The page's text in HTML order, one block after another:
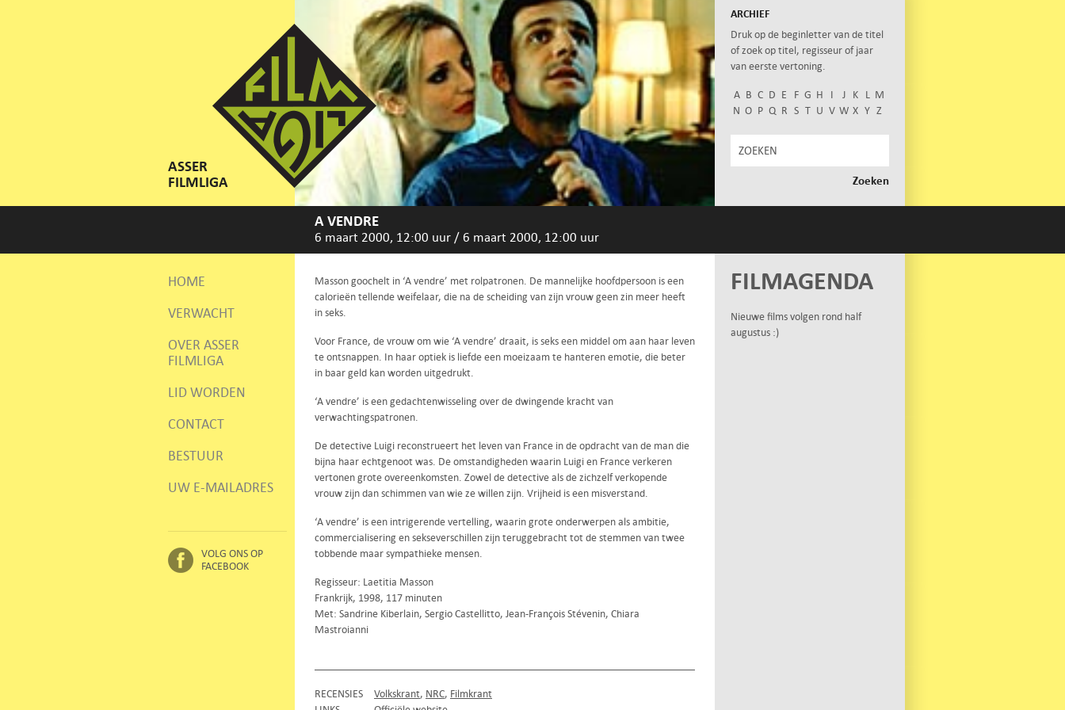
ASSER
FILMLIGA
ARCHIEF
Druk op de beginletter van de titel
of zoek op titel, regisseur of jaar
van eerste vertoning.
A B C D E F G H I J K L M
N O P Q R S T U V W X Y Z
A VENDRE
6 maart 2000, 12:00 uur / 6 maart 2000, 12:00 uur
HOME
VERWACHT
OVER ASSER
FILMLIGA
LID WORDEN
CONTACT
BESTUUR
UW E-MAILADRES
VOLG ONS OP
FACEBOOK
Masson goochelt in ‘A vendre’ met rolpatronen. De mannelijke hoofdpersoon is een
calorieën tellende weifelaar, die na de scheiding van zijn vrouw geen zin meer heeft
in seks.
Voor France, de vrouw om wie ‘A vendre’ draait, is seks een middel om aan haar leven
te ontsnappen. In haar optiek is liefde een moeizaam te hanteren emotie, die beter
in baar geld kan worden uitgedrukt.
‘A vendre’ is een gedachtenwisseling over de dwingende kracht van
verwachtingspatronen.
De detective Luigi reconstrueert het leven van France in de opdracht van de man die
bijna haar echtgenoot was. De omstandigheden waarin Luigi en France verkeren
vertonen grote overeenkomsten. Zowel de detective als de zichzelf verkopende
vrouw zijn dan schimmen van wie ze willen zijn. Vrijheid is een misverstand.
‘A vendre’ is een intrigerende vertelling, waarin grote onderwerpen als ambitie,
commercialisering en sekseverschillen zijn teruggebracht tot de stemmen van twee
tobbende maar sympathieke mensen.
Regisseur: Laetitia Masson
Frankrijk, 1998, 117 minuten
Met: Sandrine Kiberlain, Sergio Castellitto, Jean-François Stévenin, Chiara
Mastroianni
RECENSIES Volkskrant NRC Filmkrant
FILMAGENDA
Nieuwe films volgen rond half
augustus :)